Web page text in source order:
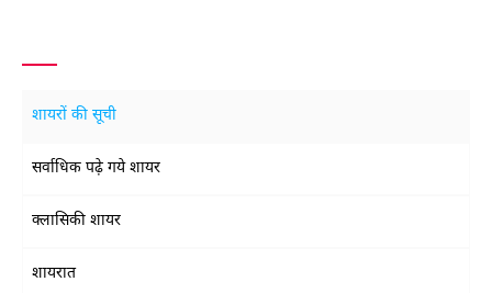
शायरों की सूची
सर्वाधिक पढ़े गये शायर
क्लासिकी शायर
शायरात